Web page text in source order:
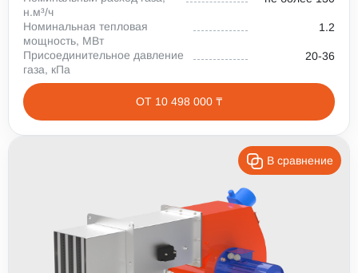
н.м³/ч
Номинальная тепловая
мощность, МВт
1.2
Присоединительное давление
газа, кПа
20-36
ОТ 10 498 000 ₸
В сравнение